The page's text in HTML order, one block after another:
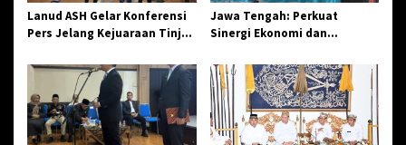
s
Lanud ASH Gelar Konferensi
Pers Jelang Kejuaraan Tinju
2026
Jawa Tengah: Perkuat
Sinergi Ekonomi dan
Jangkar Gelar Halal Bi Halal
di Losari